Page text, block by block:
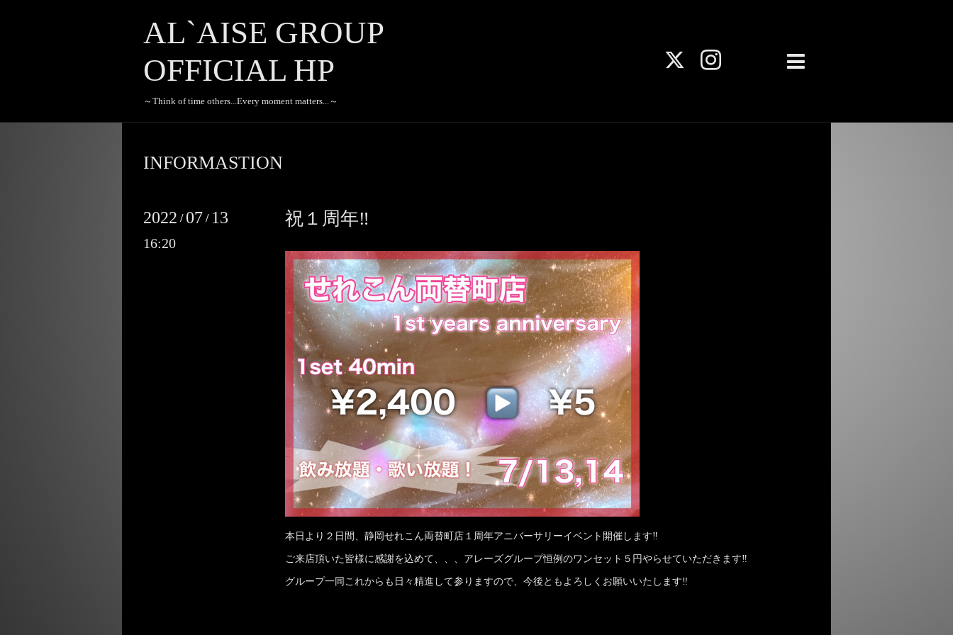
AL`AISE GROUP
OFFICIAL HP
～Think of time others...Every moment matters...～
INFORMASTION
2022 / 07 / 13
16:20
祝１周年‼
本日より２日間、静岡せれこん両替町店１周年アニバーサリーイベント開催します‼
ご来店頂いた皆様に感謝を込めて、、、アレーズグループ恒例のワンセット５円やらせていただきます‼
グループ一同これからも日々精進して参りますので、今後ともよろしくお願いいたします‼